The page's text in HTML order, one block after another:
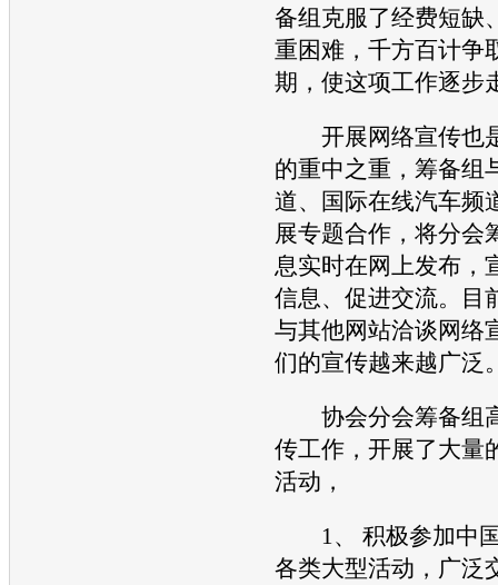
备组克服了经费短缺
重困难，千方百计争
期，使这项工作逐步
开展网络宣传也
的重中之重，筹备组
道、国际在线汽车频
展专题合作，将分会
息实时在网上发布，
信息、促进交流。目
与其他网站洽谈网络
们的宣传越来越广泛
协会分会筹备组
传工作，开展了大量
活动，
1、 积极参加中国
各类大型活动，广泛